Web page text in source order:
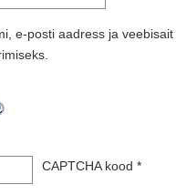
e-posti aadress ja
CAPTCHA kood *